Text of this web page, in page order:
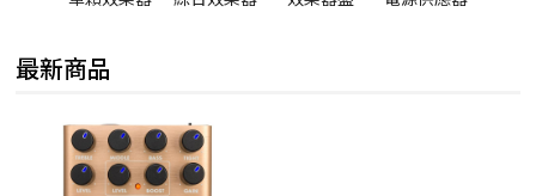
最新商品